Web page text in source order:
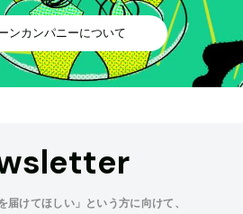
ンカンパニーについて
届けてほしい」という方に向けて、